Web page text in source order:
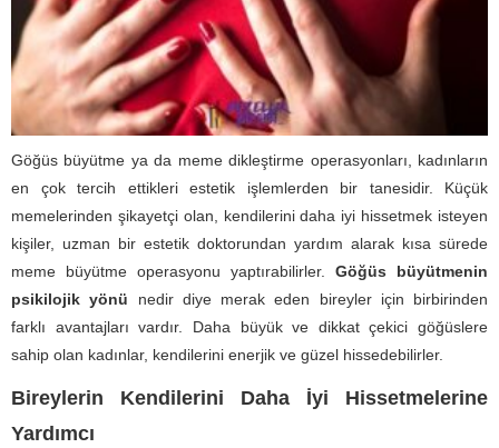
Göğüs büyütme ya da meme dikleştirme operasyonları, kadınların
en çok tercih ettikleri estetik işlemlerden bir tanesidir. Küçük
memelerinden şikayetçi olan, kendilerini daha iyi hissetmek isteyen
kişiler, uzman bir estetik doktorundan yardım alarak kısa sürede
meme büyütme operasyonu yaptırabilirler. Göğüs büyütmenin
psikilojik yönü nedir diye merak eden bireyler için birbirinden
farklı avantajları vardır. Daha büyük ve dikkat çekici göğüslere
sahip olan kadınlar, kendilerini enerjik ve güzel hissedebilirler.
Bireylerin Kendilerini Daha İyi Hissetmelerine
Yardımcı